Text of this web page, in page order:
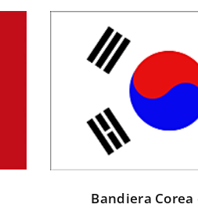
Bandiera Corea